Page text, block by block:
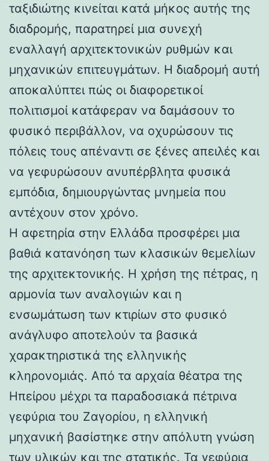
ταξιδιώτης κινείται κατά μήκος αυτής της
διαδρομής, παρατηρεί μια συνεχή
εναλλαγή αρχιτεκτονικών ρυθμών και
μηχανικών επιτευγμάτων. Η διαδρομή αυτή
αποκαλύπτει πώς οι διαφορετικοί
πολιτισμοί κατάφεραν να δαμάσουν το
φυσικό περιβάλλον, να οχυρώσουν τις
πόλεις τους απέναντι σε ξένες απειλές και
να γεφυρώσουν ανυπέρβλητα φυσικά
εμπόδια, δημιουργώντας μνημεία που
αντέχουν στον χρόνο.
Η αφετηρία στην Ελλάδα προσφέρει μια
βαθιά κατανόηση των κλασικών θεμελίων
της αρχιτεκτονικής. Η χρήση της πέτρας, η
αρμονία των αναλογιών και η
ενσωμάτωση των κτιρίων στο φυσικό
ανάγλυφο αποτελούν τα βασικά
χαρακτηριστικά της ελληνικής
κληρονομιάς. Από τα αρχαία θέατρα της
Ηπείρου μέχρι τα παραδοσιακά πέτρινα
γεφύρια του Ζαγορίου, η ελληνική
μηχανική βασίστηκε στην απόλυτη γνώση
των υλικών και της στατικής. Τα γεφύρια